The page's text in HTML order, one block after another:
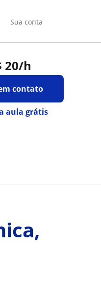
Sua conta
20/h
contato
aula grátis